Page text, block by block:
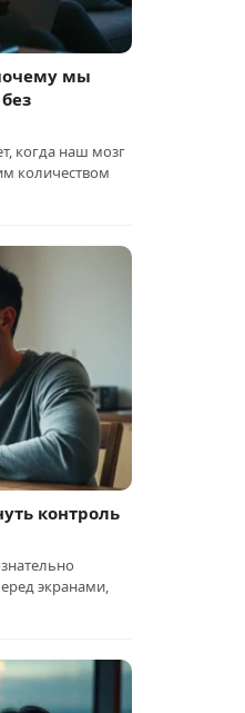
мы
когда наш мозг
количеством
контроль
экранами,